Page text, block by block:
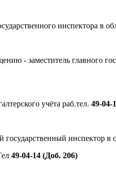
инспектора в
- заместитель главного
учёта раб.тел. 49-04-
государственный инспектор
49-04-14 (Доб. 206)